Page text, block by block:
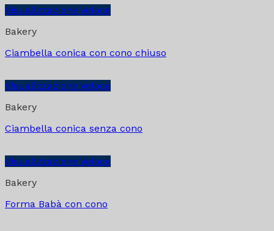
Visualizzazione Veloce
Bakery
Ciambella conica con cono chiuso
Visualizzazione Veloce
Bakery
Ciambella conica senza cono
Visualizzazione Veloce
Bakery
Forma Babà con cono